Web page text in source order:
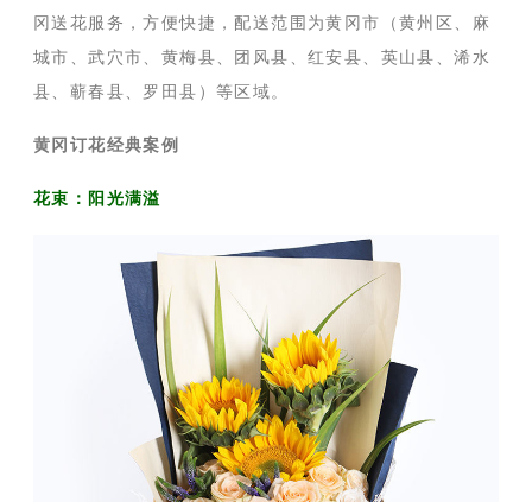
冈送花服务，方便快捷，配送范围为黄冈市（黄州区、麻
城市、武穴市、黄梅县、团风县、红安县、英山县、浠水
县、蕲春县、罗田县）等区域。
黄冈订花经典案例
花束：阳光满溢